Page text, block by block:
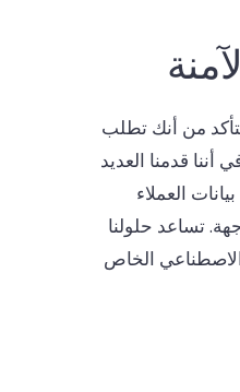
من أنك تطلب
قدمنا العديد
العملاء
تساعد حلولنا
الاصطناعي الخاص